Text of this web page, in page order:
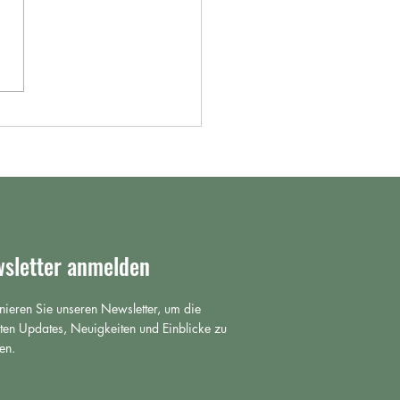
Inhaltsstoffe und
anmelden
Sie unseren Newsletter, um die
Updates, Neuigkeiten und Einblicke zu